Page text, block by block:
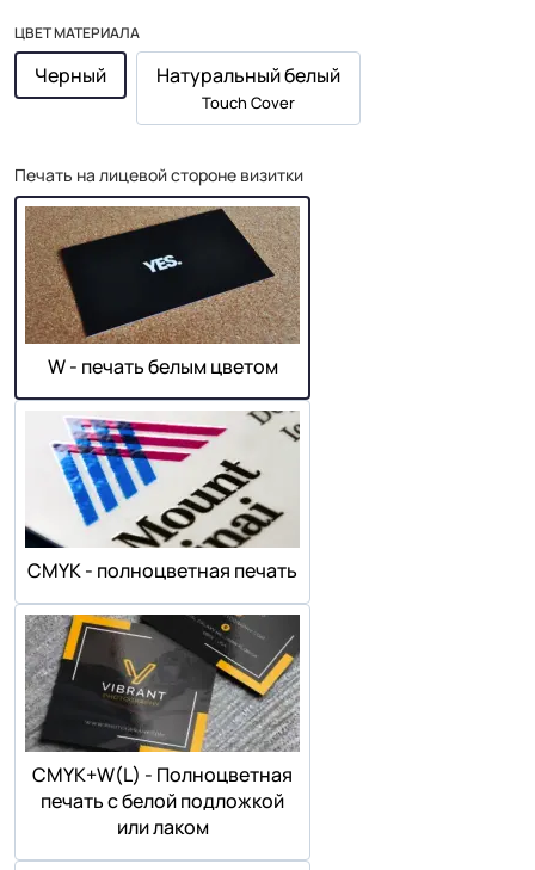
ЦВЕТ МАТЕРИАЛА
Черный Натуральный белый
Touch Cover
Печать на лицевой стороне визитки
W - печать белым цветом
СMYK - полноцветная печать
СMYK+W(L) - Полноцветная
печать с белой подложкой
или лаком